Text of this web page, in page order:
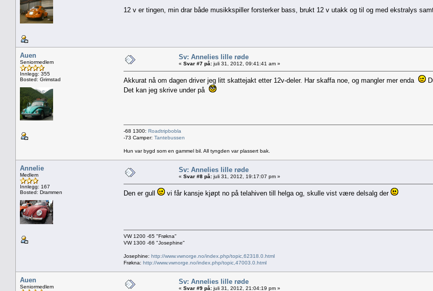
12 v er tingen, min drar både musikkspiller forsterker bass, brukt 12 v utakk og til og med ekstralys
Auen
Seniormedlem
Innlegg: 355
Bosted: Grimstad
Sv: Annelies lille røde
« Svar #7 på: juli 31, 2012, 09:41:41 am »
Akkurat nå om dagen driver jeg litt skattejakt etter 12v-deler. Har skaffa noe, og mangler mer enda
Det kan jeg skrive under på
-68 1300: Roadtripbobla
-73 Camper: Tantebussen
Hun var bygd som en gammel bil. All tyngden var plassert bak.
Annelie
Medlem
Innlegg: 167
Bosted: Drammen
Sv: Annelies lille røde
« Svar #8 på: juli 31, 2012, 19:17:07 pm »
Den er gull vi får kansje kjøpt no på telahiven till helga og, skulle vist være delsalg der
VW 1200 -65 "Frøkna"
VW 1300 -66 "Josephine"
Josephine: http://www.vwnorge.no/index.php/topic,62318.0.html
Frøkna: http://www.vwnorge.no/index.php/topic,47003.0.html
Auen
Seniormedlem
Sv: Annelies lille røde
« Svar #9 på: juli 31, 2012, 21:04:19 pm »